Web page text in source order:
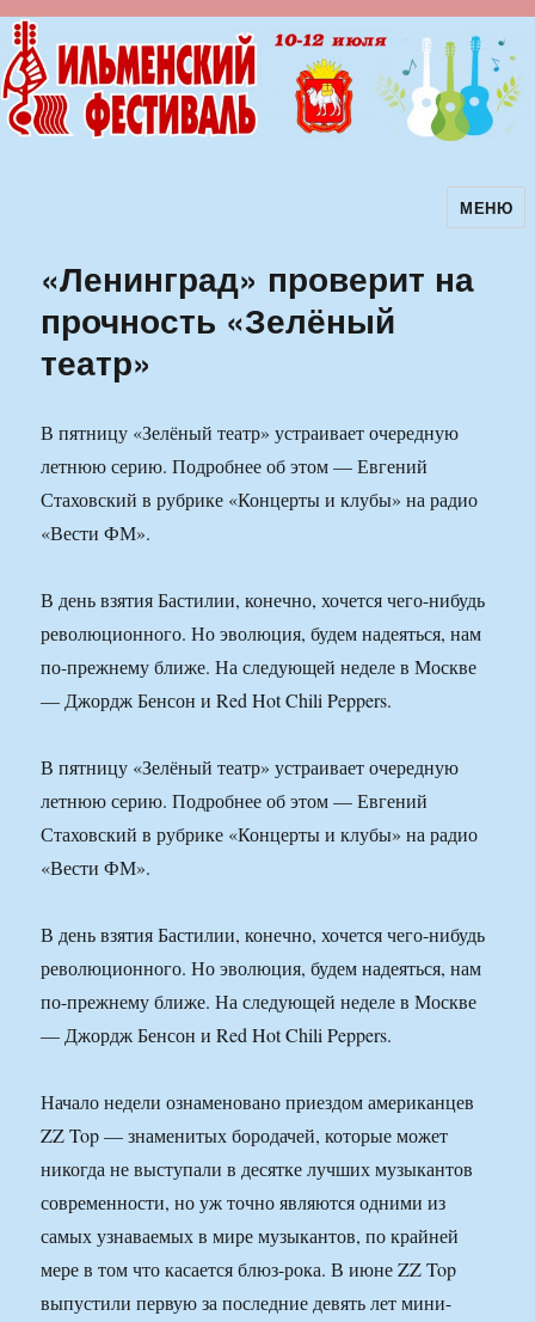
Ильменский фестиваль авторскойМЕНЮ
«Ленинград» проверит на
прочность «Зелёный
театр»
В пятницу «Зелёный театр» устраивает очередную
летнюю серию. Подробнее об этом — Евгений
Стаховский в рубрике «Концерты и клубы» на радио
«Вести ФМ».
В день взятия Бастилии, конечно, хочется чего-нибудь
революционного. Но эволюция, будем надеяться, нам
по-прежнему ближе. На следующей неделе в Москве
— Джордж Бенсон и Red Hot Chili Peppers.
В пятницу «Зелёный театр» устраивает очередную
летнюю серию. Подробнее об этом — Евгений
Стаховский в рубрике «Концерты и клубы» на радио
«Вести ФМ».
В день взятия Бастилии, конечно, хочется чего-нибудь
революционного. Но эволюция, будем надеяться, нам
по-прежнему ближе. На следующей неделе в Москве
— Джордж Бенсон и Red Hot Chili Peppers.
Начало недели ознаменовано приездом американцев
ZZ Top — знаменитых бородачей, которые может
никогда не выступали в десятке лучших музыкантов
современности, но уж точно являются одними из
самых узнаваемых в мире музыкантов, по крайней
мере в том что касается блюз-рока. В июне ZZ Top
выпустили первую за последние девять лет мини-